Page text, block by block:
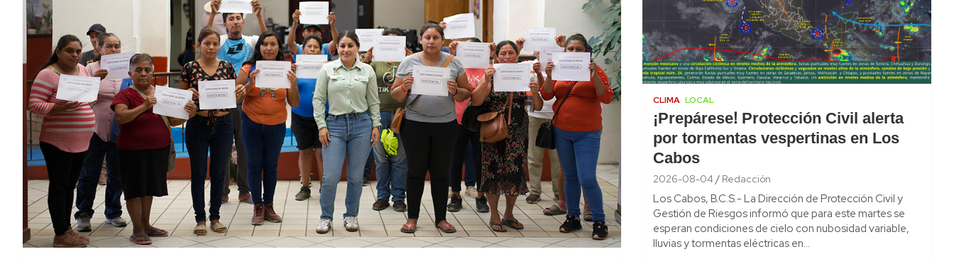
CLIMA LOCAL
¡Prepárese! Protección Civil alerta
por tormentas vespertinas en Los
Cabos
2026-08-04 Redacción
Los Cabos, B.C.S.- La Dirección de Protección Civil y
Gestión de Riesgos informó que para este martes se
esperan condiciones de cielo con nubosidad variable,
lluvias y tormentas eléctricas en…